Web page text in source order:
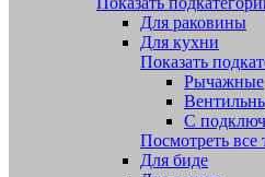
Для раковины
Для кухни
Показать
Рычажные
С
Посмотреть все
Для биде